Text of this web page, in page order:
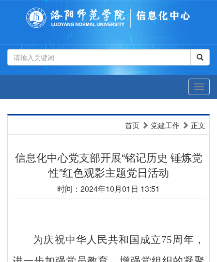
首页 党建工作 正文
信息化中心党支部开展“铭记历史 锤炼党
性”红色观影主题党日活动
时间：2024年10月01日 13:51
为庆祝中华人民共和国成立75周年，